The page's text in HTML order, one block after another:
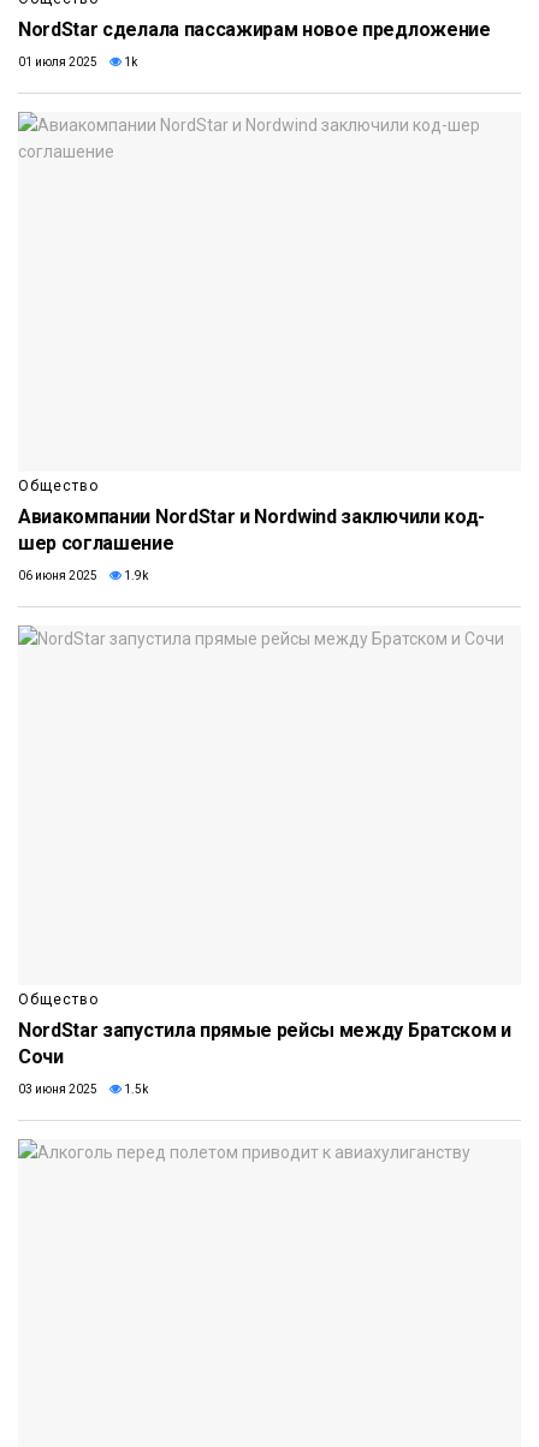
NordStar сделала пассажирам новое предложение
01 июля 2025 1k
Общество
Авиакомпании NordStar и Nordwind заключили код-
шер соглашение
06 июня 2025 1.9k
Общество
NordStar запустила прямые рейсы между Братском и
Сочи
03 июня 2025 1.5k